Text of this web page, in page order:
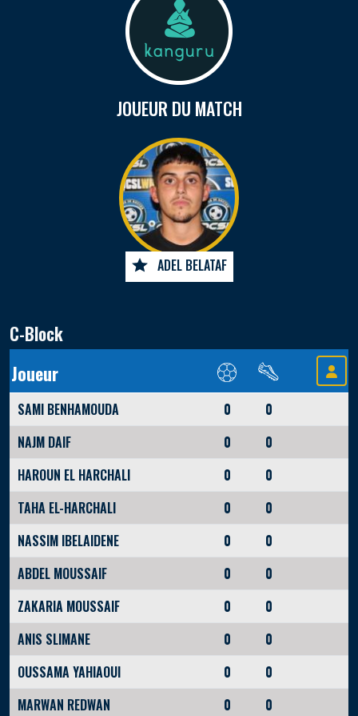
JOUEUR DU MATCH
ADEL BELATAF
C-Block
Joueur
SAMI BENHAMOUDA 0
0
NAJM DAIF
0
0
HAROUN EL HARCHALI
0
0
TAHA EL-HARCHALI
0
0
NASSIM IBELAIDENE
0
0
ABDEL MOUSSAIF
0
0
ZAKARIA MOUSSAIF
0
0
ANIS SLIMANE
0
0
OUSSAMA YAHIAOUI
0
0
MARWAN REDWAN
0
0